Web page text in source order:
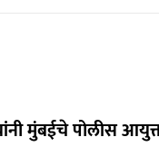
मुंबईचे पोलीस